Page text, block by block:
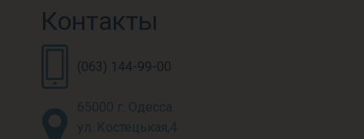
Контакты
(063) 144-99-00
65000 г. Одесса
ул. Костецькая,4